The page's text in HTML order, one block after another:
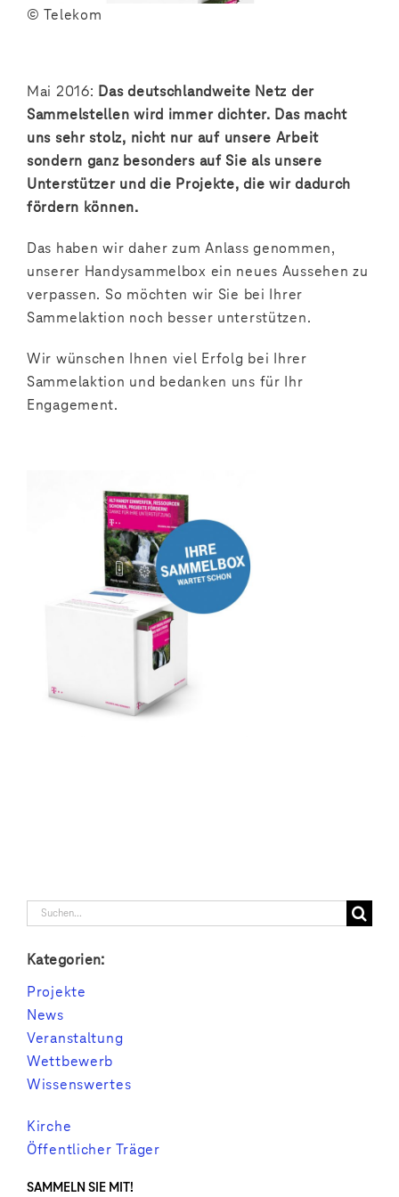
© Telekom
Mai 2016: Das deutschlandweite Netz der
Sammelstellen wird immer dichter. Das macht
uns sehr stolz, nicht nur auf unsere Arbeit
sondern ganz besonders auf Sie als unsere
Unterstützer und die Projekte, die wir dadurch
fördern können.
Das haben wir daher zum Anlass genommen,
unserer Handysammelbox ein neues Aussehen zu
verpassen. So möchten wir Sie bei Ihrer
Sammelaktion noch besser unterstützen.
Wir wünschen Ihnen viel Erfolg bei Ihrer
Sammelaktion und bedanken uns für Ihr
Engagement.
Suche
Kategorien:
Projekte
News
Veranstaltung
Wettbewerb
Wissenswertes
Kirche
Öffentlicher Träger
SAMMELN SIE MIT!